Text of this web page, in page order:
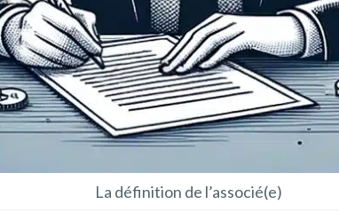
La définition de l’associé(e)